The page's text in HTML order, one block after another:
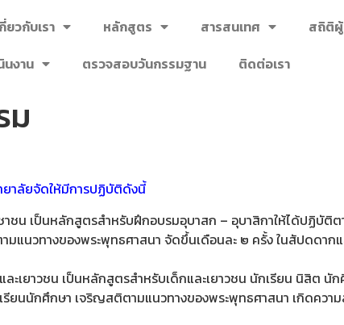
ยวกับเรา หลักสูตร สารสนเทศ
สถิติผู้
นงาน
ตรวจสอบวันกรรมฐาน ติดต่อเรา
ม
าลัยจัดให้มีการปฏิบัติดังนี้
ชน เป็นหลักสูตรสำหรับฝึกอบรมอุบาสก – อุบาสิกาให้ได้ปฏิบัติ
มแนวทางของพระพุทธศาสนา จัดขึ้นเดือนละ ๒ ครั้ง ในสัปดดา
เยาวชน เป็นหลักสูตรสำหรับเด็กและเยาวชน นักเรียน นิสิต นั
ยนนักศึกษา เจริญสติตามแนวทางของพระพุทธศาสนา เกิดความ